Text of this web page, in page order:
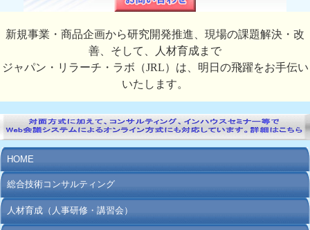
新規事業・商品企画から研究開発推進、現場の課題解決・改
善、そして、人材育成まで
ジャパン・リラーチ・ラボ（JRL）は、明日の飛躍をお手伝い
いたします。
HOME
総合技術コンサルティング
人材育成（人事研修・講習会）